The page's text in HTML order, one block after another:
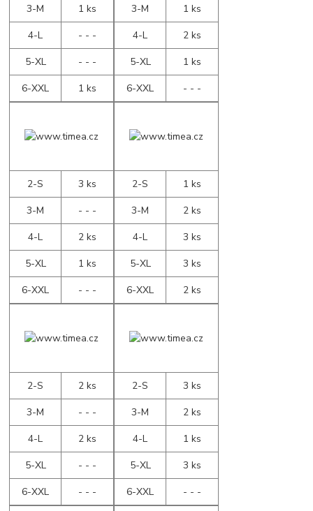
3-M
1 ks
4-L
- - -
5-XL
- - -
6-XXL
1 ks
3-M
1 ks
4-L
2 ks
5-XL
1 ks
6-XXL
- - -
2-S
3 ks
3-M
- - -
4-L
2 ks
5-XL
1 ks
6-XXL
- - -
2-S
1 ks
3-M
2 ks
4-L
3 ks
5-XL
3 ks
6-XXL
2 ks
2-S
2 ks
3-M
- - -
4-L
2 ks
5-XL
- - -
6-XXL
- - -
2-S
3 ks
3-M
2 ks
4-L
1 ks
5-XL
3 ks
6-XXL
- - -